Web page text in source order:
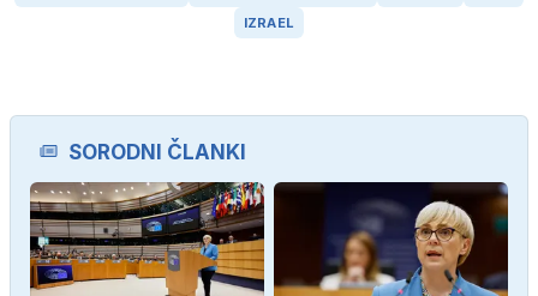
IZRAEL
SORODNI ČLANKI